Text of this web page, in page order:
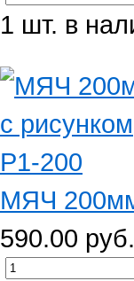
1 шт. в
МЯЧ
590.00 руб.